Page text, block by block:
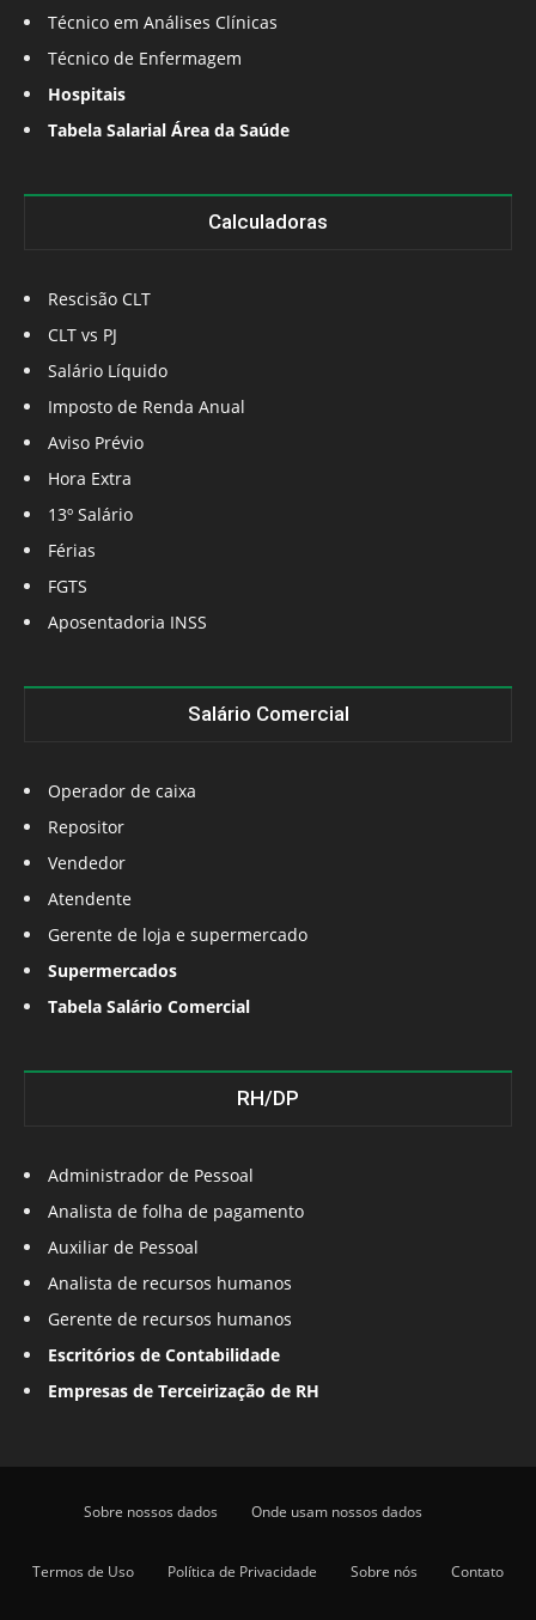
Técnico em Análises Clínicas
Técnico de Enfermagem
Hospitais
Tabela Salarial Área da Saúde
Calculadoras
Rescisão CLT
CLT vs PJ
Salário Líquido
Imposto de Renda Anual
Aviso Prévio
Hora Extra
13º Salário
Férias
FGTS
Aposentadoria INSS
Salário Comercial
Operador de caixa
Repositor
Vendedor
Atendente
Gerente de loja e supermercado
Supermercados
Tabela Salário Comercial
RH/DP
Administrador de Pessoal
Analista de folha de pagamento
Auxiliar de Pessoal
Analista de recursos humanos
Gerente de recursos humanos
Escritórios de Contabilidade
Empresas de Terceirização de RH
Sobre nossos dados Onde usam nossos dados
Termos de Uso Política de Privacidade Sobre nós Contato